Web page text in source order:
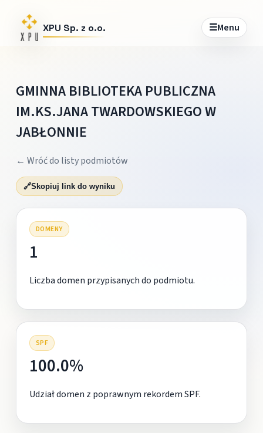
XPU Sp. z o.o. ☰Menu
GMINNA BIBLIOTEKA PUBLICZNA
IM.KS.JANA TWARDOWSKIEGO W
JABŁONNIE
← Wróć do listy podmiotów
🔗Skopiuj link do wyniku
DOMENY
1
Liczba domen przypisanych do podmiotu.
SPF
100.0%
Udział domen z poprawnym rekordem SPF.